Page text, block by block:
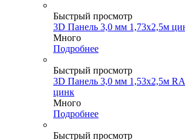
Быстрый просмотр
3D Панель 3,0 мм 1,73х2,5м
Много
Подробнее
Быстрый просмотр
3D Панель 3,0 мм 1,53х2,5м
цинк
Много
Подробнее
Быстрый просмотр